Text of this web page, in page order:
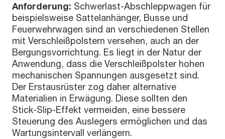
Anforderung: Schwerlast-Abschleppwagen für
beispielsweise Sattelanhänger, Busse und
Feuerwehrwagen sind an verschiedenen Stellen
mit Verschleißpolstern versehen, auch an der
Bergungsvorrichtung. Es liegt in der Natur der
Anwendung, dass die Verschleißpolster hohen
mechanischen Spannungen ausgesetzt sind.
Der Erstausrüster zog daher alternative
Materialien in Erwägung. Diese sollten den
Stick-Slip-Effekt vermeiden, eine bessere
Steuerung des Auslegers ermöglichen und das
Wartungsintervall verlängern.